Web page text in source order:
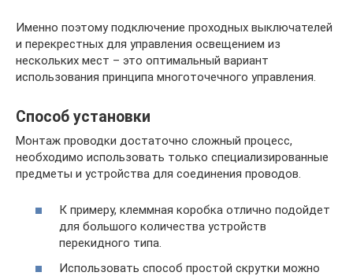
Именно поэтому подключение проходных выключателей
и перекрестных для управления освещением из
нескольких мест – это оптимальный вариант
использования принципа многоточечного управления.
Способ установки
Монтаж проводки достаточно сложный процесс,
необходимо использовать только специализированные
предметы и устройства для соединения проводов.
К примеру, клеммная коробка отлично подойдет
для большого количества устройств
перекидного типа.
Использовать способ простой скрутки можно